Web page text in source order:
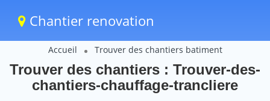
Chantier renovation
Accueil Trouver des chantiers batiment
Trouver des chantiers : Trouver-des-
chantiers-chauffage-trancliere